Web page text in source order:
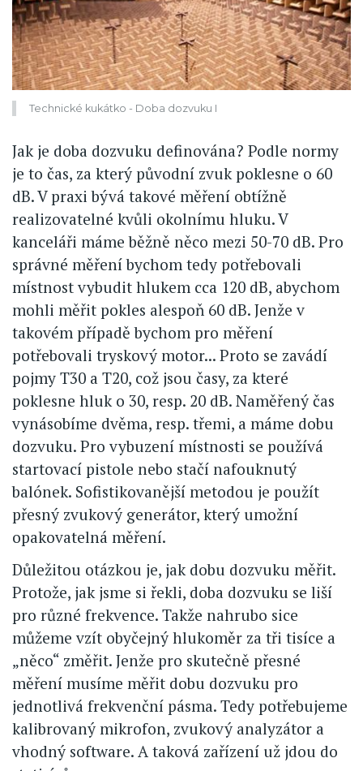
Technické kukátko - Doba dozvuku I
Jak je doba dozvuku definována? Podle normy
je to čas, za který původní zvuk poklesne o 60
dB. V praxi bývá takové měření obtížně
realizovatelné kvůli okolnímu hluku. V
kanceláři máme běžně něco mezi 50-70 dB. Pro
správné měření bychom tedy potřebovali
místnost vybudit hlukem cca 120 dB, abychom
mohli měřit pokles alespoň 60 dB. Jenže v
takovém případě bychom pro měření
potřebovali tryskový motor... Proto se zavádí
pojmy T30 a T20, což jsou časy, za které
poklesne hluk o 30, resp. 20 dB. Naměřený čas
vynásobíme dvěma, resp. třemi, a máme dobu
dozvuku. Pro vybuzení místnosti se používá
startovací pistole nebo stačí nafouknutý
balónek. Sofistikovanější metodou je použít
přesný zvukový generátor, který umožní
opakovatelná měření.
Důležitou otázkou je, jak dobu dozvuku měřit.
Protože, jak jsme si řekli, doba dozvuku se liší
pro různé frekvence. Takže nahrubo sice
můžeme vzít obyčejný hlukoměr za tři tisíce a
„něco“ změřit. Jenže pro skutečně přesné
měření musíme měřit dobu dozvuku pro
jednotlivá frekvenční pásma. Tedy potřebujeme
kalibrovaný mikrofon, zvukový analyzátor a
vhodný software. A taková zařízení už jdou do